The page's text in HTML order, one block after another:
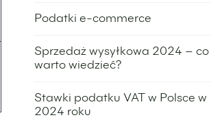
Podatki e-commerce
Sprzedaż wysyłkowa 2024 – co
warto wiedzieć?
Stawki podatku VAT w Polsce w
2024 roku